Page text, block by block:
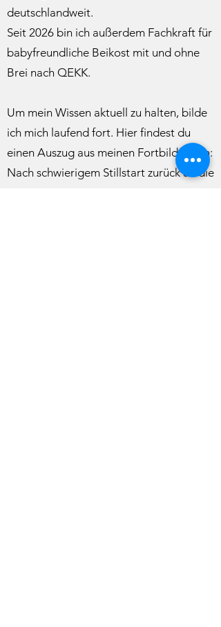
deutschlandweit.
Seit 2026 bin ich außerdem Fachkraft für
babyfreundliche Beikost mit und ohne
Brei nach QEKK.
Um mein Wissen aktuell zu halten, bilde
ich mich laufend fort. Hier findest du
einen Auszug aus meinen Fortbildungen:
Nach schwierigem Stillstart zurück an die